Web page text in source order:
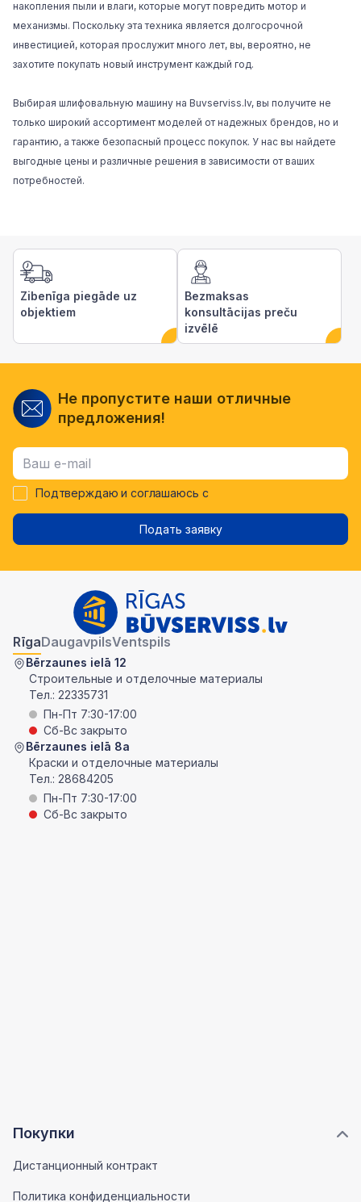
накопления пыли и влаги, которые могут повредить мотор и
механизмы. Поскольку эта техника является долгосрочной
инвестицией, которая прослужит много лет, вы, вероятно, не
захотите покупать новый инструмент каждый год.
Выбирая шлифовальную машину на Buvserviss.lv, вы получите не
только широкий ассортимент моделей от надежных брендов, но и
гарантию, а также безопасный процесс покупок. У нас вы найдете
выгодные цены и различные решения в зависимости от ваших
потребностей.
Zibenīga piegāde uz
objektiem
Bezmaksas
konsultācijas preču
izvēlē
Не пропустите наши отличные
предложения!
Подтверждаю и соглашаюсь с
Подать заявку
Покупки
Дистанционный контракт
Политика конфиденциальности
RīgaDaugavpilsVentspils
Bērzaunes ielā 12
Строительные и отделочные материалы
Тел.: 22335731
Пн-Пт 7:30-17:00
Сб-Вс закрыто
Bērzaunes ielā 8a
Краски и отделочные материалы
Тел.: 28684205
Пн-Пт 7:30-17:00
Сб-Вс закрыто